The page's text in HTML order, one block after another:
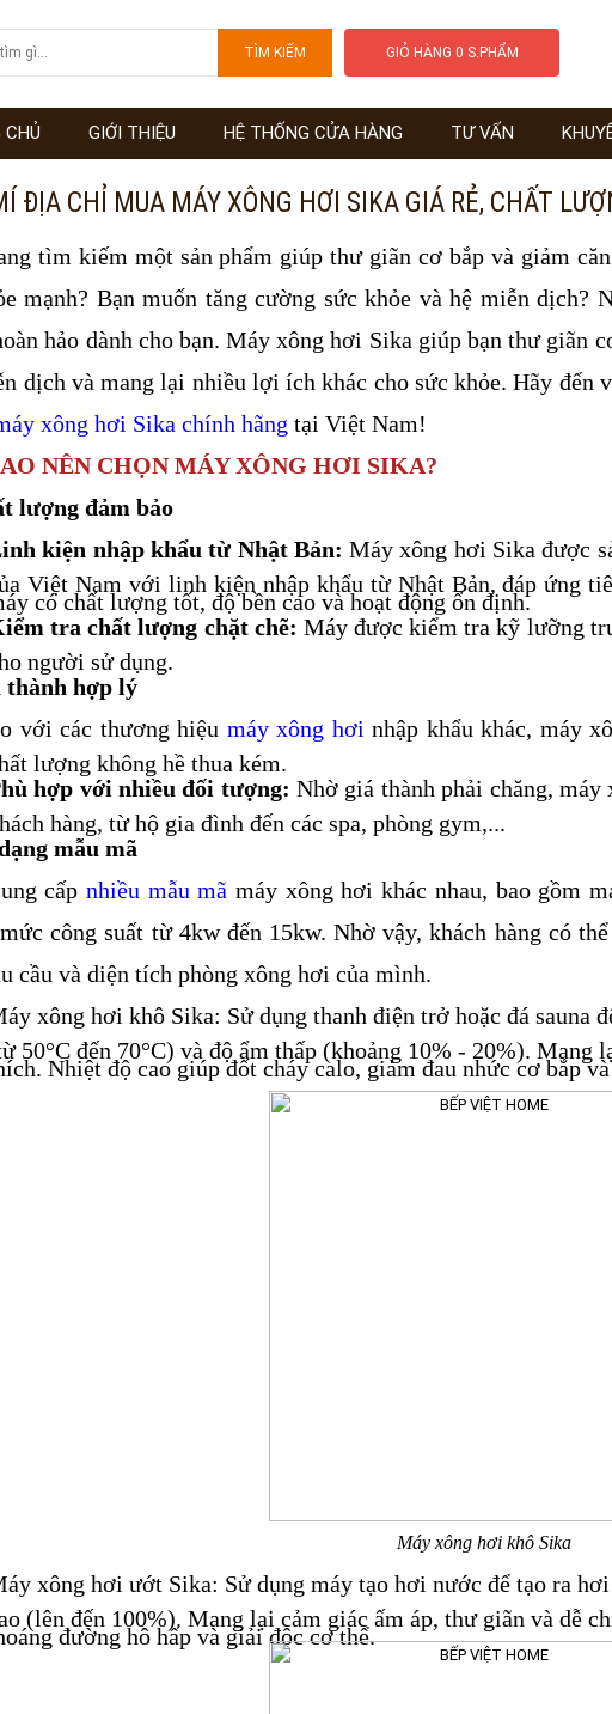
GIỎ HÀNG 0 S.PHẨM
CHỦ GIỚI THIỆU HỆ THỐNG CỬA HÀNG TƯ VẤN
ĐỊA CHỈ MUA MÁY XÔNG HƠI SIKA GIÁ RẺ, CHẤT
tìm kiếm một sản phẩm giúp thư giãn cơ bắp và giảm
mạnh? Bạn muốn tăng cường sức khỏe và hệ miễn
hảo dành cho bạn. Máy xông hơi Sika giúp bạn thư giãn
dịch và mang lại nhiều lợi ích khác cho sức khỏe. Hãy đến
xông hơi Sika chính hãng tại Việt Nam!
NÊN CHỌN MÁY XÔNG HƠI SIKA?
lượng đảm bảo
kiện nhập khẩu từ Nhật Bản: Máy xông hơi Sika được
Việt Nam với linh kiện nhập khẩu từ Nhật Bản, đáp ứng
có chất lượng tốt, độ bền cao và hoạt động ổn định.
tra chất lượng chặt chẽ: Máy được kiểm tra kỹ lưỡng
người sử dụng.
thành hợp lý
với các thương hiệu máy xông hơi nhập khẩu khác, máy
lượng không hề thua kém.
hợp với nhiều đối tượng: Nhờ giá thành phải chăng,
hàng, từ hộ gia đình đến các spa, phòng gym,...
mẫu mã
cấpnhiều mẫu mã máy xông hơi khác nhau, bao gồm
công suất từ 4kw đến 15kw.Nhờ vậy, khách hàng có
cầu và diện tích phòng xông hơi của mình.
xông hơi khô Sika: Sử dụng thanh điện trở hoặc đá sauna
50°C đến 70°C) và độ ẩm thấp (khoảng 10% - 20%). Mang
Nhiệt độ cao giúp đốt cháy calo, giảm đau nhức cơ bắp
Máy xông hơi khô Sika
xông hơi ướt Sika: Sử dụng máy tạo hơi nước để tạo ra
(lên đến 100%). Mang lại cảm giác ấm áp, thư giãn và dễ
đường hô hấp và giải độc cơ thể.